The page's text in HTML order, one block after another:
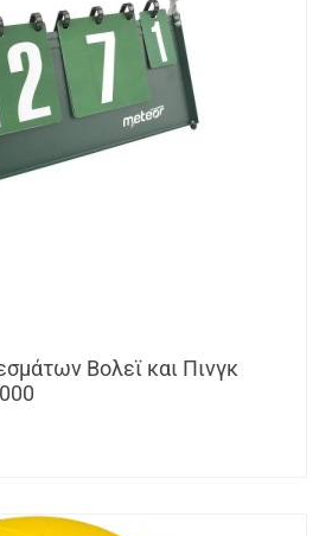
Βολεϊ και Πινγκ